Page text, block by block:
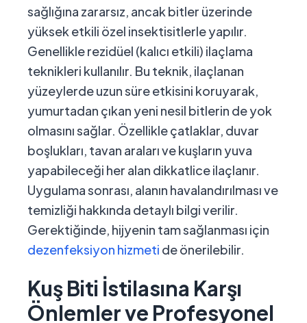
sağlığına zararsız, ancak bitler üzerinde
yüksek etkili özel insektisitlerle yapılır.
Genellikle rezidüel (kalıcı etkili) ilaçlama
teknikleri kullanılır. Bu teknik, ilaçlanan
yüzeylerde uzun süre etkisini koruyarak,
yumurtadan çıkan yeni nesil bitlerin de yok
olmasını sağlar. Özellikle çatlaklar, duvar
boşlukları, tavan araları ve kuşların yuva
yapabileceği her alan dikkatlice ilaçlanır.
Uygulama sonrası, alanın havalandırılması ve
temizliği hakkında detaylı bilgi verilir.
Gerektiğinde, hijyenin tam sağlanması için
dezenfeksiyon hizmeti de önerilebilir.
Kuş Biti İstilasına Karşı
Önlemler ve Profesyonel